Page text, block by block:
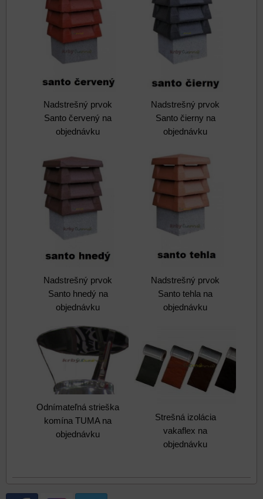
Nadstrešný prvok
Santo červený na
objednávku
Nadstrešný prvok
Santo čierny na
objednávku
Nadstrešný prvok
Santo hnedý na
objednávku
Nadstrešný prvok
Santo tehla na
objednávku
Odnímateľná strieška
komína TUMA na
objednávku
Strešná izolácia
vakaflex na
objednávku